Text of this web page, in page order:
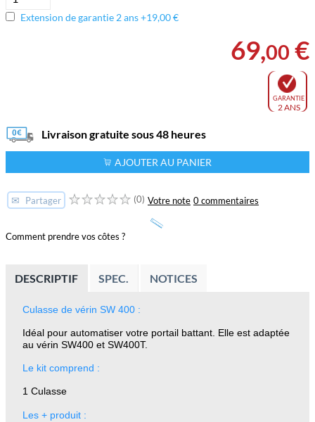
Extension de garantie 2 ans +19,00 €
69,00 €
GARANTIE
2 ANS
Livraison gratuite sous 48 heures
AJOUTER AU PANIER
✉ Partager (0) Votre note 0 commentaires
Comment prendre vos côtes ?
DESCRIPTIF SPEC. NOTICES
Culasse de vérin SW 400 :
Idéal pour automatiser votre portail battant. Elle est adaptée
au vérin SW400 et SW400T.
Le kit comprend :
1 Culasse
Les + produit :